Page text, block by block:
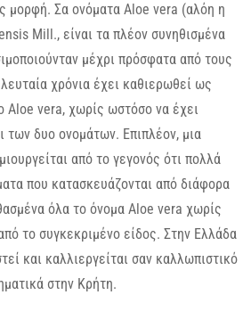
μορφή. Σα ονόματα Aloe vera (αλόη η
Mill., είναι τα πλέον συνηθισμένα
μέχρι πρόσφατα από τους
χρόνια έχει καθιερωθεί ως
Aloe vera, χωρίς ωστόσο να έχει
των δυο ονομάτων. Επιπλέον, μια
από το γεγονός ότι πολλά
που κατασκευάζονται από διάφορα
όλα το όνομα Aloe vera χωρίς
το συγκεκριμένο είδος. Στην Ελλάδα
και καλλιεργείται σαν καλλωπιστικό
στην Κρήτη.